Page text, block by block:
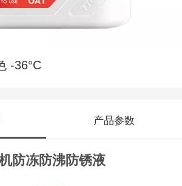
-36°C
产品参数
防冻防沸防锈液